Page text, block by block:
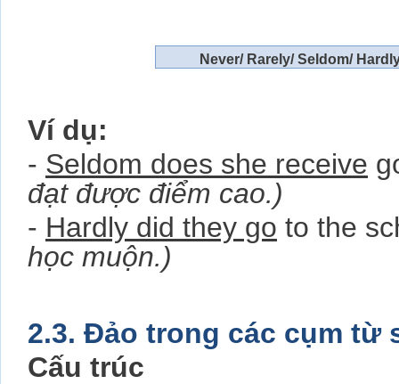
Never/ Rarely/ Seldom/
Ví dụ:
- Seldom does she receive
đạt được điểm cao.)
- Hardly did they go to the
học muộn.)
2.3. Đảo trong các cụm từ
Cấu trúc